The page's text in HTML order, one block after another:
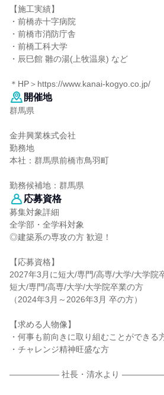
【施工実績】
・前橋赤十字病院
・前橋市消防庁舎
・前橋工科大学
・辰巳館 雛の湯(上牧温泉) など
＊HP＞https://www.kanai-kogyo.co.jp/
開催地
群馬県
金井興業株式会社
勤務地
本社：群馬県前橋市鳥羽町
勤務候補地：群馬県
応募資格
募集対象詳細
全学部・全学科対象
◎建築系の専攻の方 歓迎！
【応募資格】
2027年3月に短大/専門/高専/大学/大学院
短大/専門/高専/大学/大学院卒業の方
（2024年3月～2026年3月 卒の方）
【求める人物像】
・何事も前向きに取り組むことができる
・チャレンジ精神旺盛な方
―――――― 社長・清水より